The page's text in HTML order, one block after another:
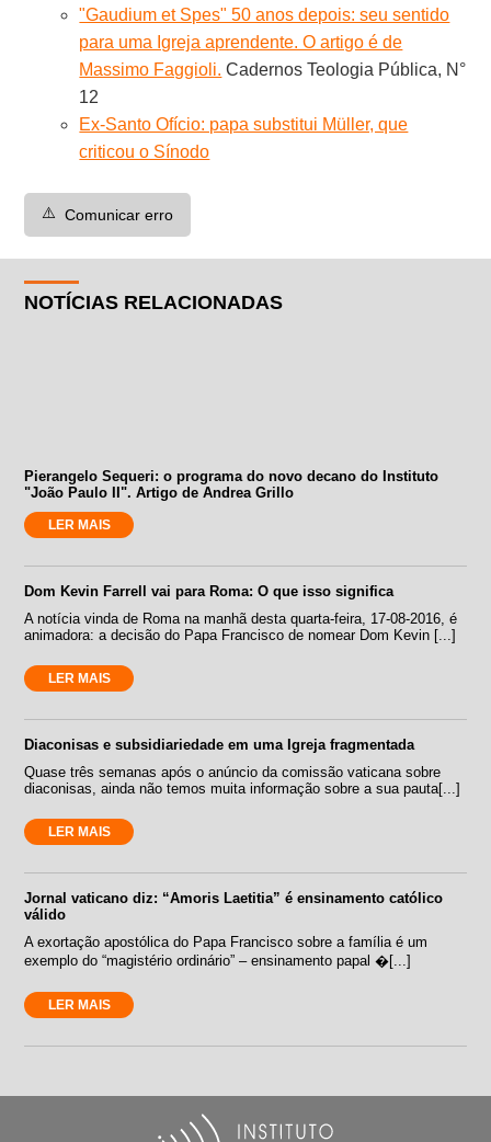
"Gaudium et Spes" 50 anos depois: seu sentido
para uma Igreja aprendente. O artigo é de
Massimo Faggioli. Cadernos Teologia Pública, N°
12
Ex-Santo Ofício: papa substitui Müller, que
criticou o Sínodo
⚠️ Comunicar erro
NOTÍCIAS RELACIONADAS
Pierangelo Sequeri: o programa do novo decano do Instituto
"João Paulo II". Artigo de Andrea Grillo
LER MAIS
Dom Kevin Farrell vai para Roma: O que isso significa
A notícia vinda de Roma na manhã desta quarta-feira, 17-08-2016, é
animadora: a decisão do Papa Francisco de nomear Dom Kevin [...]
LER MAIS
Diaconisas e subsidiariedade em uma Igreja fragmentada
Quase três semanas após o anúncio da comissão vaticana sobre
diaconisas, ainda não temos muita informação sobre a sua pauta[...]
LER MAIS
Jornal vaticano diz: “Amoris Laetitia” é ensinamento católico
válido
A exortação apostólica do Papa Francisco sobre a família é um
exemplo do “magistério ordinário” – ensinamento papal �[...]
LER MAIS